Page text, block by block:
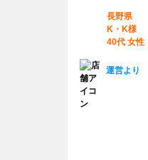
長野県
K・K様
40代 女性
運営より